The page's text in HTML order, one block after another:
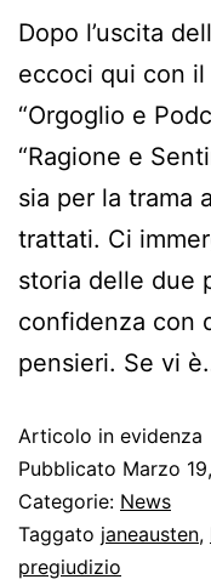
Dopo l’uscita
eccoci qui con
“Orgoglio e
“Ragione e
sia per la trama
trattati. Ci
storia delle due
confidenza con
pensieri. Se vi
Articolo in evidenza
Pubblicato Marzo
Categorie: News
Taggato janeausten,
pregiudizio